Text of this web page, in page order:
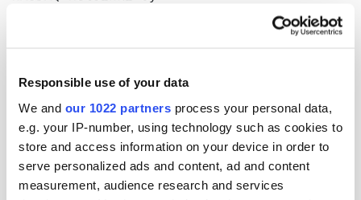
Responsible use of your data
We and our 1022 partners process your personal data,
e.g. your IP-number, using technology such as cookies to
store and access information on your device in order to
serve personalized ads and content, ad and content
measurement, audience research and services
Konserniviestintä
Orionintie 5
02200 Espoo
www.oriola.com